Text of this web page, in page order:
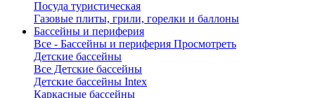
Посуда туристическая
Газовые плиты, грили, горелки и баллоны
Бассейны и периферия
Все - Бассейны и периферия Просмотреть
Детские бассейны
Все Детские бассейны
Детские бассейны Intex
Каркасные бассейны